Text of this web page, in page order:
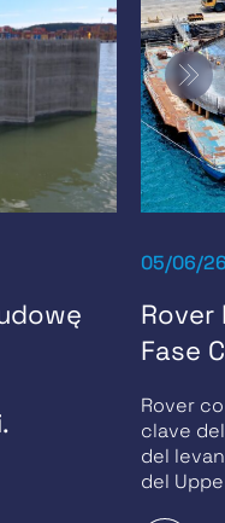
05/06/26
Fase
Rover
clave
del
del